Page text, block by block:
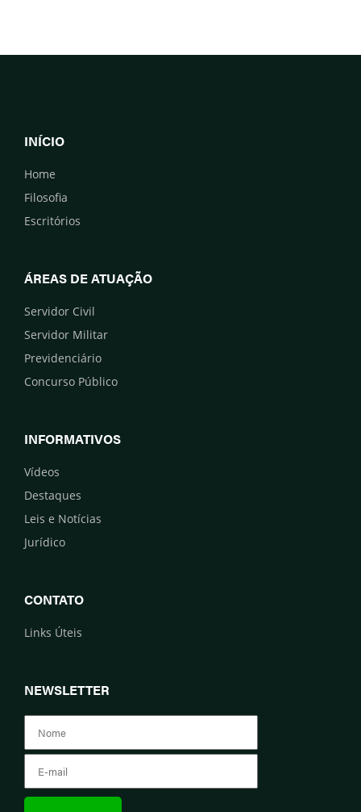
INÍCIO
Home
Filosofia
Escritórios
ÁREAS DE ATUAÇÃO
Servidor Civil
Servidor Militar
Previdenciário
Concurso Público
INFORMATIVOS
Vídeos
Destaques
Leis e Notícias
Jurídico
CONTATO
Links Úteis
NEWSLETTER